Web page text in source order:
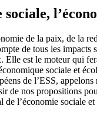
sociale,
de la paix, de la
de tous les impacts
Elle est le moteur qui
sociale et
de l’ESS,
de nos propositions
de l’économie sociale